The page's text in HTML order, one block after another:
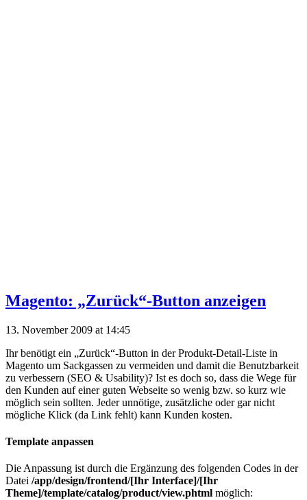
Magento: „Zurück“-Button anzeigen
13. November 2009 at 14:45
Ihr benötigt ein „Zurück“-Button in der Produkt-Detail-Liste in
Magento um Sackgassen zu vermeiden und damit die Benutzbarkeit
zu verbessern (SEO & Usability)? Ist es doch so, dass die Wege für
den Kunden auf einer guten Webseite so wenig bzw. so kurz wie
möglich sein sollten. Jeder unnötige, zusätzliche oder gar nicht
mögliche Klick (da Link fehlt) kann Kunden kosten.
Template anpassen
Die Anpassung ist durch die Ergänzung des folgenden Codes in der
Datei /app/design/frontend/[Ihr Interface]/[Ihr
Theme]/template/catalog/product/view.phtml möglich: